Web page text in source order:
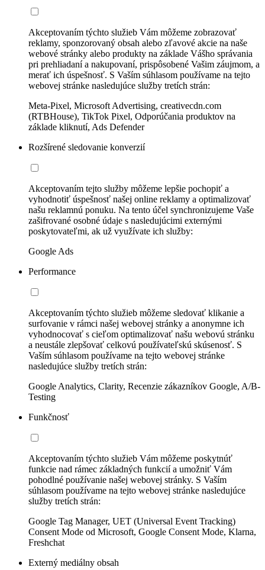
Akceptovaním týchto služieb Vám môžeme zobrazovať
reklamy, sponzorovaný obsah alebo zľavové akcie na naše
webové stránky alebo produkty na základe Vášho správania
pri prehliadaní a nakupovaní, prispôsobené Vašim záujmom, a
merať ich úspešnosť. S Vaším súhlasom používame na tejto
webovej stránke nasledujúce služby tretích strán:
Meta-Pixel, Microsoft Advertising, creativecdn.com
(RTBHouse), TikTok Pixel, Odporúčania produktov na
základe kliknutí, Ads Defender
Rozšírené sledovanie konverzií
Akceptovaním tejto služby môžeme lepšie pochopiť a
vyhodnotiť úspešnosť našej online reklamy a optimalizovať
našu reklamnú ponuku. Na tento účel synchronizujeme Vaše
zašifrované osobné údaje s nasledujúcimi externými
poskytovateľmi, ak už využívate ich služby:
Google Ads
Performance
Akceptovaním týchto služieb môžeme sledovať klikanie a
surfovanie v rámci našej webovej stránky a anonymne ich
vyhodnocovať s cieľom optimalizovať našu webovú stránku
a neustále zlepšovať celkovú používateľskú skúsenosť. S
Vaším súhlasom používame na tejto webovej stránke
nasledujúce služby tretích strán:
Google Analytics, Clarity, Recenzie zákazníkov Google, A/B-
Testing
Funkčnosť
Akceptovaním týchto služieb Vám môžeme poskytnúť
funkcie nad rámec základných funkcií a umožniť Vám
pohodlné používanie našej webovej stránky. S Vaším
súhlasom používame na tejto webovej stránke nasledujúce
služby tretích strán:
Google Tag Manager, UET (Universal Event Tracking)
Consent Mode od Microsoft, Google Consent Mode, Klarna,
Freshchat
Externý mediálny obsah